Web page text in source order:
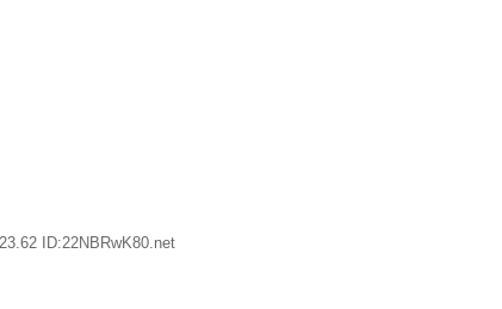
ID:22NBRwK80.net